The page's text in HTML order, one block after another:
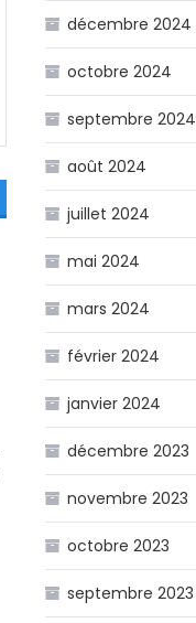
décembre 2024
octobre 2024
septembre 2024
août 2024
juillet 2024
mai 2024
mars 2024
février 2024
janvier 2024
décembre 2023
novembre 2023
octobre 2023
septembre 2023